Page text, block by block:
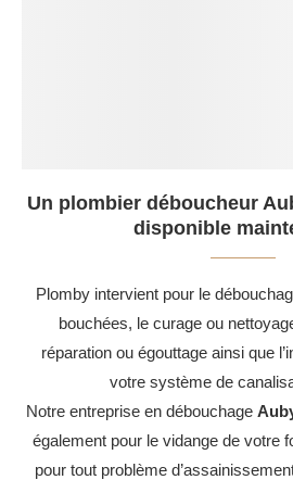
Un plombier déboucheur
disponible
Plomby intervient pour le
bouchées, le curage ou
réparation ou égouttage ainsi que
votre système de
Notre entreprise en débouchage
également pour le vidange de votre
pour tout problème